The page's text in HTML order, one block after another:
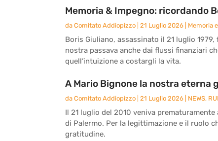
Memoria & Impegno: ricordando
da Comitato Addiopizzo 21 Luglio 2026 Memoria
Boris Giuliano, assassinato il 21 luglio
nostra passava anche dai flussi finanziari
quell’intuizione a costargli la vita.
A Mario Bignone la nostra eterna
da Comitato Addiopizzo 21 Luglio 2026 NEWS,
Il 21 luglio del 2010 veniva
di Palermo. Per la legittimazione e il ruolo
gratitudine.